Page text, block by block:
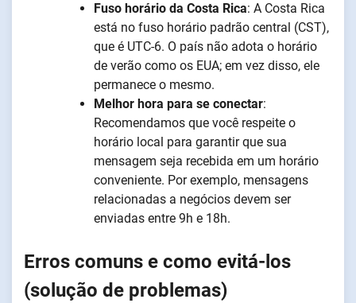
Fuso horário da Costa Rica: A Costa Rica
está no fuso horário padrão central (CST),
que é UTC-6. O país não adota o horário
de verão como os EUA; em vez disso, ele
permanece o mesmo.
Melhor hora para se conectar:
Recomendamos que você respeite o
horário local para garantir que sua
mensagem seja recebida em um horário
conveniente. Por exemplo, mensagens
relacionadas a negócios devem ser
enviadas entre 9h e 18h.
Erros comuns e como evitá-los
(solução de problemas)